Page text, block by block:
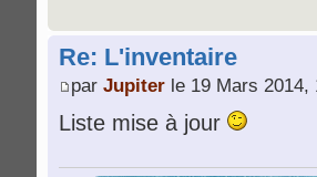
Re: L'inventaire
par Jupiter le 19 Mars 2014,
Liste mise à jour